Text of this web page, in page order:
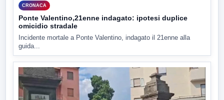
CRONACA
Ponte Valentino,21enne indagato: ipotesi duplice
omicidio stradale
Incidente mortale a Ponte Valentino, indagato il 21enne alla
guida...